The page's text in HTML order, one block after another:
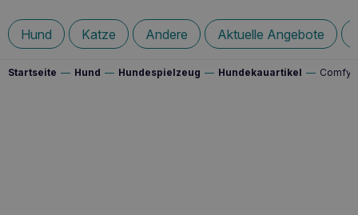
Hund Katze Andere Aktuelle Angebote
Startseite — Hund — Hundespielzeug — Hundekauartikel — Comfy